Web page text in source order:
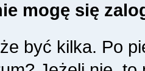
mogę się
być kilka. Po